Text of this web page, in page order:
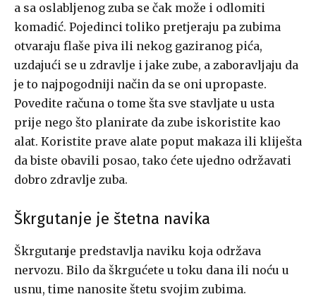
a sa oslabljenog zuba se čak može i odlomiti
komadić. Pojedinci toliko pretjeraju pa zubima
otvaraju flaše piva ili nekog gaziranog pića,
uzdajući se u zdravlje i jake zube, a zaboravljaju da
je to najpogodniji način da se oni upropaste.
Povedite računa o tome šta sve stavljate u usta
prije nego što planirate da zube iskoristite kao
alat. Koristite prave alate poput makaza ili kliješta
da biste obavili posao, tako ćete ujedno održavati
dobro zdravlje zuba.
Škrgutanje je štetna navika
Škrgutanje predstavlja naviku koja održava
nervozu. Bilo da škrgućete u toku dana ili noću u
usnu, time nanosite štetu svojim zubima.